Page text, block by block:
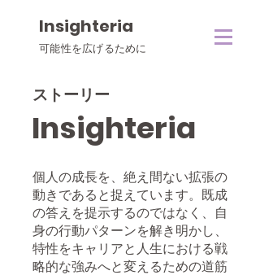
Insighteria
可能性を広げるために
ストーリー
Insighteria
個人の成長を、絶え間ない拡張の
動きであると捉えています。既成
の答えを提示するのではなく、自
身の行動パターンを解き明かし、
特性をキャリアと人生における戦
略的な強みへと変えるための道筋